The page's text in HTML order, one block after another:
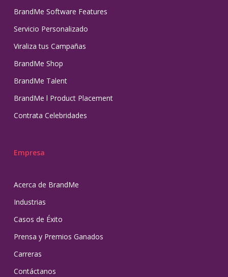
BrandMe Software Features
Servicio Personalizado
Viraliza tus Campañas
BrandMe Shop
BrandMe Talent
BrandMe l Product Placement
Contrata Celebridades
Empresa
Acerca de BrandMe
Industrias
Casos de Éxito
Prensa y Premios Ganados
Carreras
Contáctanos